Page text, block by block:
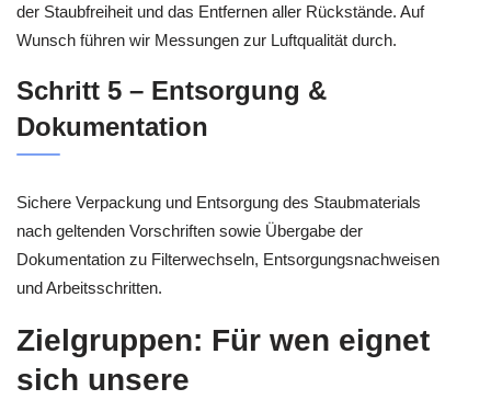
der Staubfreiheit und das Entfernen aller Rückstände. Auf
Wunsch führen wir Messungen zur Luftqualität durch.
Schritt 5 – Entsorgung &
Dokumentation
Sichere Verpackung und Entsorgung des Staubmaterials
nach geltenden Vorschriften sowie Übergabe der
Dokumentation zu Filterwechseln, Entsorgungsnachweisen
und Arbeitsschritten.
Zielgruppen: Für wen eignet
sich unsere